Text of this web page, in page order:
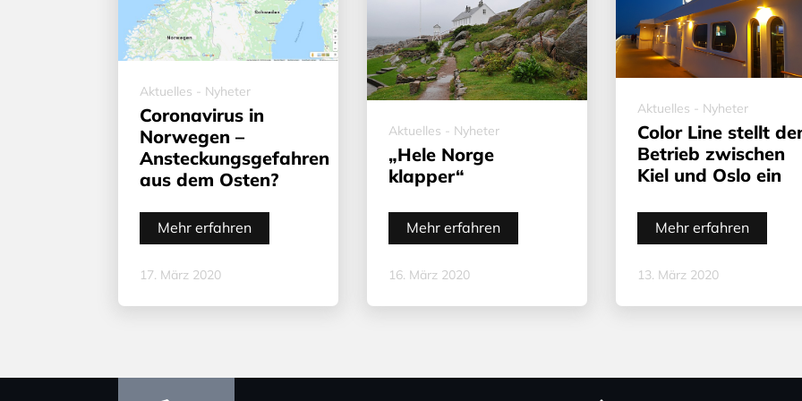
Aktuelles - Nyheter
Coronavirus in
Norwegen –
Ansteckungsgefahren
aus dem Osten?
Mehr erfahren
17. März 2020
Aktuelles - Nyheter
„Hele Norge
klapper“
Mehr erfahren
16. März 2020
Aktuelles - Nyheter
Color Line stellt
Betrieb zwischen
Kiel und Oslo ein
Mehr erfahren
13. März 2020